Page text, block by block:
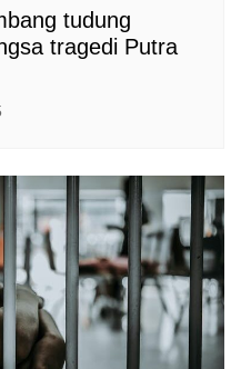
tudung
tragedi Putra